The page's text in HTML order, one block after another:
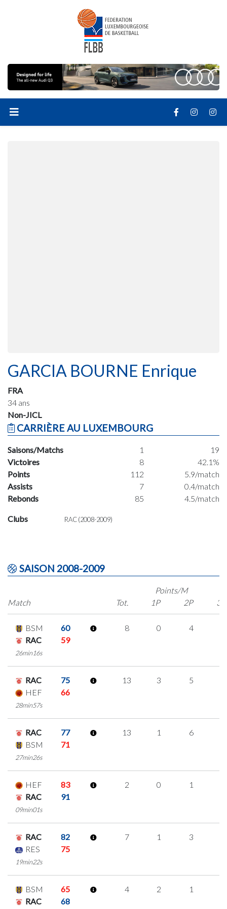
GARCIA BOURNE Enrique
FRA
34 ans
Non-JICL
CARRIÈRE AU LUXEMBOURG
Saisons/Matchs 1
19
Victoires
8
42.1%
Points
112
5.9/match
Assists
7
0.4/match
Rebonds
85 4.5/match
Clubs RAC (2008-2009)
SAISON 2008-2009
Match
Points/M
Tot.
1P 2P 3P
BSM
60
RAC
59
26min16s
8 0 4
RAC
75
HEF
66
28min57s
13 3 5
RAC
77
BSM
71
27min26s
13 1 6
HEF
83
RAC
91
09min01s
2 0 1
RAC
82
RES
75
19min22s
7 1 3
BSM
65
RAC
68
4 2 1